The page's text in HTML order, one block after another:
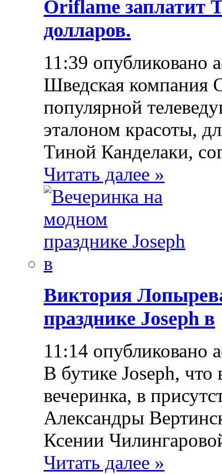
Oriflame заплатит
долларов.
11:39 опубликовано
Шведская компания
популярной
эталоном красоты,
Тиной Канделаки,
Читать далее »
Виктория
празднике Joseph в
11:14 опубликовано
В бутике Joseph, что
вечеринка, в
Александры
Ксении
Читать далее »